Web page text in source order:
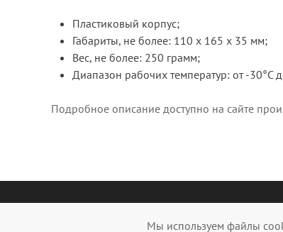
Пластиковый корпус;
Габариты, не более: 110 х 165 х 35 мм;
Вес, не более: 250 грамм;
Диапазон рабочих температур: от -30°С
Подробное описание доступно на сайте
Мы используем файлы